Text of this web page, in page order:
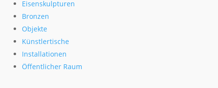
Eisenskulpturen
Bronzen
Objekte
Künstlertische
Installationen
Öffentlicher Raum